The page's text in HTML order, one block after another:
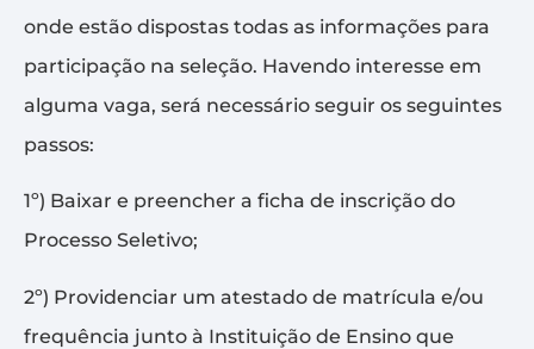
onde estão dispostas todas as informações para
participação na seleção. Havendo interesse em
alguma vaga, será necessário seguir os seguintes
passos:
1º) Baixar e preencher a ficha de inscrição do
Processo Seletivo;
2º) Providenciar um atestado de matrícula e/ou
frequência junto à Instituição de Ensino que